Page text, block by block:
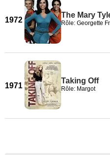
1972
The Mary
Rôle: Georgette
1971
Taking Off
Rôle: Margot